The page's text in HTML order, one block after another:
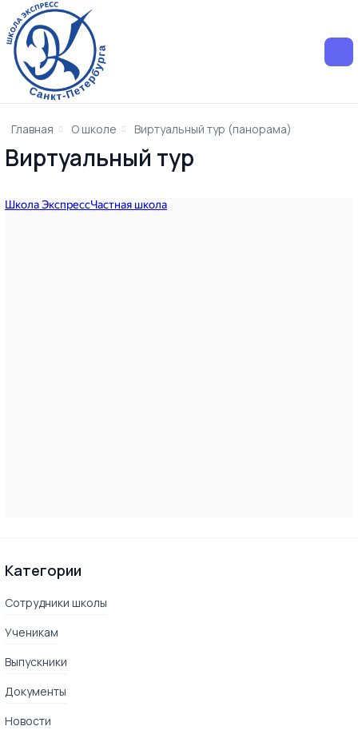
Главная О школе Виртуальный тур (панорама)
Виртуальный тур
Школа Экспресс
Категории
Сотрудники школы
Ученикам
Выпускники
Документы
Новости